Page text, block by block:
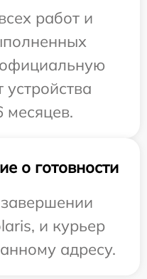
работ и
месяцев.
о готовности
и курьер
адресу.